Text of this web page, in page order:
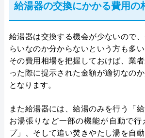
給湯器の交換にかかる費用の
給湯器は交換する機会が少ないので
らいなのか分からないという方も多
その費用相場を把握しておけば、業
った際に提示された金額が適切なの
となります。
また給湯器には、給湯のみを行う「給
お湯張りなど一部の機能が自動で行
プ」、そして追い焚きやたし湯を自